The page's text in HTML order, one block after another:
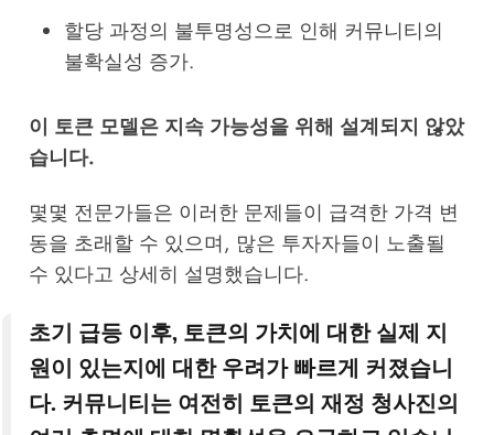
할당 과정의 불투명성으로 인해 커뮤니티의
불확실성 증가.
이 토큰 모델은 지속 가능성을 위해 설계되지 않았
습니다.
몇몇 전문가들은 이러한 문제들이 급격한 가격 변
동을 초래할 수 있으며, 많은 투자자들이 노출될
수 있다고 상세히 설명했습니다.
초기 급등 이후, 토큰의 가치에 대한 실제 지
원이 있는지에 대한 우려가 빠르게 커졌습니
다. 커뮤니티는 여전히 토큰의 재정 청사진의